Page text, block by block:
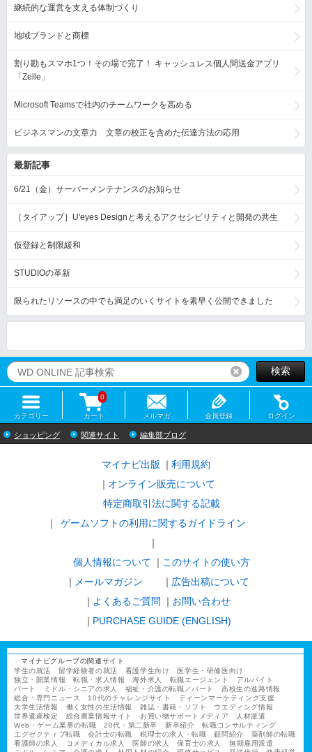
継続的な運営を支える体制づくり
地域ブランドと商標
割り勘もスマホ1つ！その場で完了！ キャッシュレス個人間送金アプリ
「Zelle」
Microsoft Teamsで社内のチームワークを高める
ビジネスマンの文章力 文章の校正を含めた伝達方法の応用
最新記事
6/21（金）サーバーメンテナンスのお知らせ
［タイアップ］U'eyes Designと考えるアクセシビリティと開発の共生
仮登録と制限緩和
STUDIOの革新
限られたリソースの中でも満足のいくサイトを素早く公開できました
リセット検索
カテゴリー カート
0
メルマガ 会員登録 ログイン
ショッピング 関連サイト 編集部ブログ
マイナビ出版
利用規約
オンライン販売について
特定商取引法に関する記載
ゲームソフトの利用に関するガイドライン
｜
個人情報について
このサイトの使い方
メールマガジン
広告出稿について
よくあるご質問
お問い合わせ
PURCHASE GUIDE (ENGLISH)
マイナビグループの関連サイト
学生の就活
留学経験者の就活 看護学生向け
医学生・研修医向け
独立・開業情報
転職・求人情報 海外求人 転職エージェント
アルバイト
パート
ミドル・シニアの求人 福祉・介護の転職／パート
高校生の進路情報
総合・専門ニュース
10代のチャレンジサイト
ティーンマーケティング支援
大学生活情報
働く女性の生活情報 雑誌・書籍・ソフト
ウエディング情報
世界遺産検定
総合農業情報サイト お買い物サポートメディア
人材派遣
Web・ゲーム業界の転職
20代・第二新卒 新卒紹介
転職コンサルティング
エグゼクティブ転職
会計士の転職 税理士の求人・転職 顧問紹介
薬剤師の転職
看護師の求人
コメディカル求人 医師の求人 保育士の求人
無期雇用派遣